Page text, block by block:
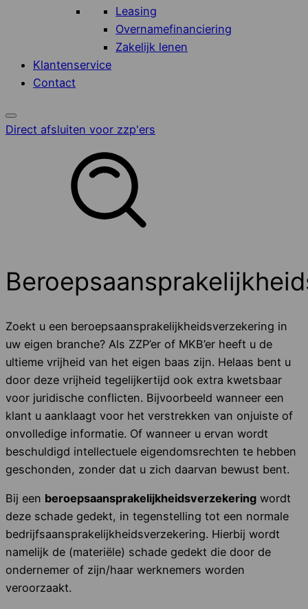
Leasing
Overnamefinanciering
Zakelijk lenen
Klantenservice
Contact
Direct afsluiten voor zzp'ers
Zoekt u een beroepsaansprakelijkheidsverzekering in
uw eigen branche? Als ZZP’er of MKB’er heeft u de
ultieme vrijheid van het eigen baas zijn. Helaas bent u
door deze vrijheid tegelijkertijd ook extra kwetsbaar
voor juridische conflicten. Bijvoorbeeld wanneer een
klant u aanklaagt voor het verstrekken van onjuiste of
onvolledige informatie. Of wanneer u ervan wordt
beschuldigd intellectuele eigendomsrechten te hebben
geschonden, zonder dat u zich daarvan bewust bent.
Bij een beroepsaansprakelijkheidsverzekering wordt
deze schade gedekt, in tegenstelling tot een normale
bedrijfsaansprakelijkheidsverzekering. Hierbij wordt
namelijk de (materiële) schade gedekt die door de
ondernemer of zijn/haar werknemers worden
veroorzaakt.